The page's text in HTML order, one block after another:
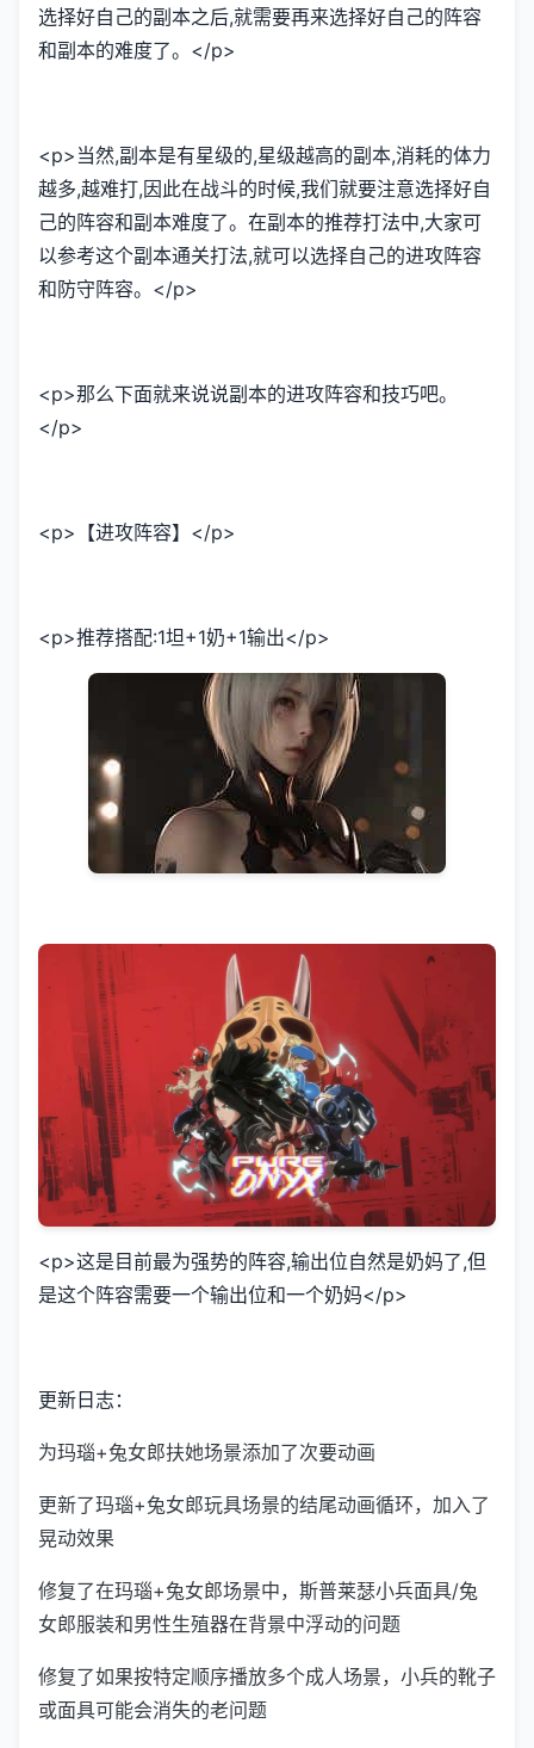
选择好自己的副本之后,就需要再来选择好自己的阵容
和副本的难度了。</p>
<p>当然,副本是有星级的,星级越高的副本,消耗的体力
越多,越难打,因此在战斗的时候,我们就要注意选择好自
己的阵容和副本难度了。在副本的推荐打法中,大家可
以参考这个副本通关打法,就可以选择自己的进攻阵容
和防守阵容。</p>
<p>那么下面就来说说副本的进攻阵容和技巧吧。
</p>
<p>【进攻阵容】</p>
<p>推荐搭配:1坦+1奶+1输出</p>
<p>这是目前最为强势的阵容,输出位自然是奶妈了,但
是这个阵容需要一个输出位和一个奶妈</p>
更新日志：
为玛瑙+兔女郎扶她场景添加了次要动画
更新了玛瑙+兔女郎玩具场景的结尾动画循环，加入了
晃动效果
修复了在玛瑙+兔女郎场景中，斯普莱瑟小兵面具/兔
女郎服装和男性生殖器在背景中浮动的问题
修复了如果按特定顺序播放多个成人场景，小兵的靴子
或面具可能会消失的老问题